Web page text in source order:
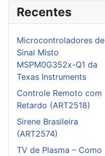
Recentes
Microcontroladores de
Sinal Misto
MSPM0G352x-Q1 da
Texas Instruments
Controle Remoto com
Retardo (ART2518)
Sirene Brasileira
(ART2574)
TV de Plasma – Como